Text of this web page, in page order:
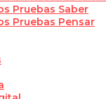
Pruebas Saber
Pruebas Pensar